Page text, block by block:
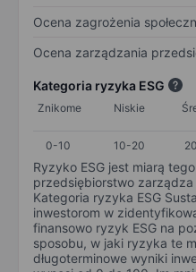
Ocena zagrożenia
Ocena zarządzania
Kategoria ryzyka ESG
Znikome Niskie
0-10
10-20
Ryzyko ESG jest miarą
przedsiębiorstwo
Kategoria ryzyka ESG
inwestorom w
finansowo ryzyk ESG na
sposobu, w jaki ryzyka te
długoterminowe wyniki